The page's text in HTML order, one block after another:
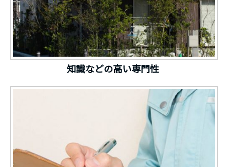
知識などの高い専門性